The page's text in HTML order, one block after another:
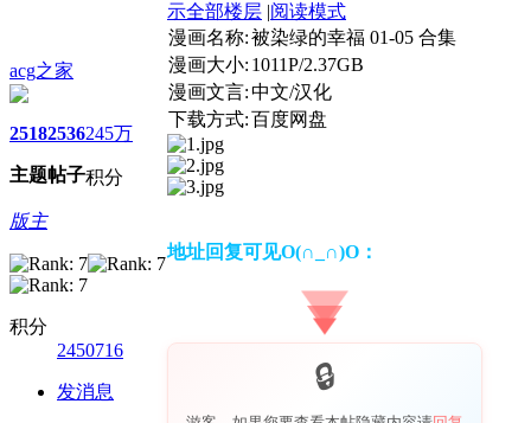
acg之家
2518
主题
2536
帖子
245万
积分
版主
积分
2450716
发消息
示全部楼层 |阅读模式
漫画名称:被染绿的幸福 01-05 合集
漫画大小: 1011P/2.37GB
漫画文言:中文/汉化
下载方式:百度网盘
地址回复可见O(∩_∩)O：